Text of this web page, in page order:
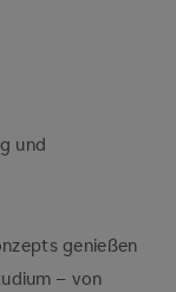
und
genießen
– von